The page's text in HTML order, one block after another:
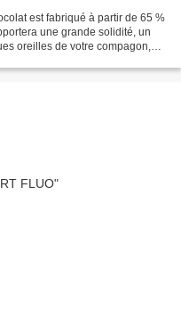
est fabriqué à partir de 65 %
une grande solidité, un
oreilles de votre compagon,